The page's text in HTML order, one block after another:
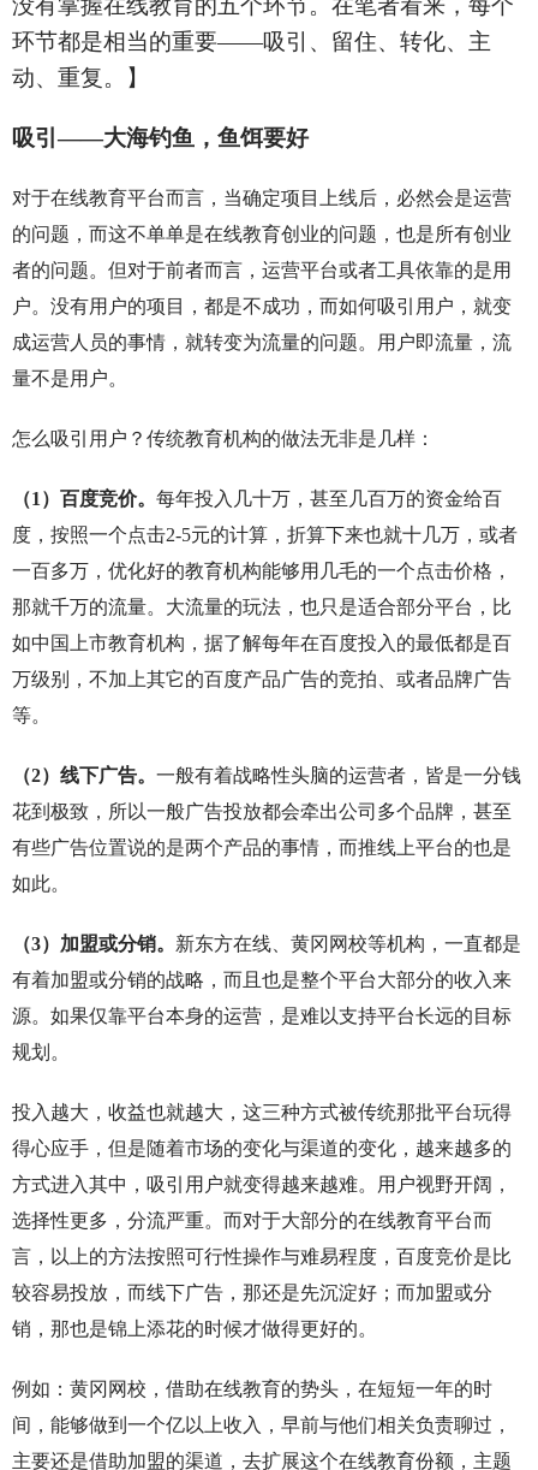
没有掌握在线教育的五个环节。在笔者看来，每个
环节都是相当的重要——吸引、留住、转化、主
动、重复。】
吸引——大海钓鱼，鱼饵要好
对于在线教育平台而言，当确定项目上线后，必然会是运营
的问题，而这不单单是在线教育创业的问题，也是所有创业
者的问题。但对于前者而言，运营平台或者工具依靠的是用
户。没有用户的项目，都是不成功，而如何吸引用户，就变
成运营人员的事情，就转变为流量的问题。用户即流量，流
量不是用户。
怎么吸引用户？传统教育机构的做法无非是几样：
（1）百度竞价。 每年投入几十万，甚至几百万的资金给百
度，按照一个点击2-5元的计算，折算下来也就十几万，或者
一百多万，优化好的教育机构能够用几毛的一个点击价格，
那就千万的流量。大流量的玩法，也只是适合部分平台，比
如中国上市教育机构，据了解每年在百度投入的最低都是百
万级别，不加上其它的百度产品广告的竞拍、或者品牌广告
等。
（2）线下广告。 一般有着战略性头脑的运营者，皆是一分钱
花到极致，所以一般广告投放都会牵出公司多个品牌，甚至
有些广告位置说的是两个产品的事情，而推线上平台的也是
如此。
（3）加盟或分销。 新东方在线、黄冈网校等机构，一直都是
有着加盟或分销的战略，而且也是整个平台大部分的收入来
源。如果仅靠平台本身的运营，是难以支持平台长远的目标
规划。
投入越大，收益也就越大，这三种方式被传统那批平台玩得
得心应手，但是随着市场的变化与渠道的变化，越来越多的
方式进入其中，吸引用户就变得越来越难。用户视野开阔，
选择性更多，分流严重。而对于大部分的在线教育平台而
言，以上的方法按照可行性操作与难易程度，百度竞价是比
较容易投放，而线下广告，那还是先沉淀好；而加盟或分
销，那也是锦上添花的时候才做得更好的。
例如：黄冈网校，借助在线教育的势头，在短短一年的时
间，能够做到一个亿以上收入，早前与他们相关负责聊过，
主要还是借助加盟的渠道，去扩展这个在线教育份额，主题